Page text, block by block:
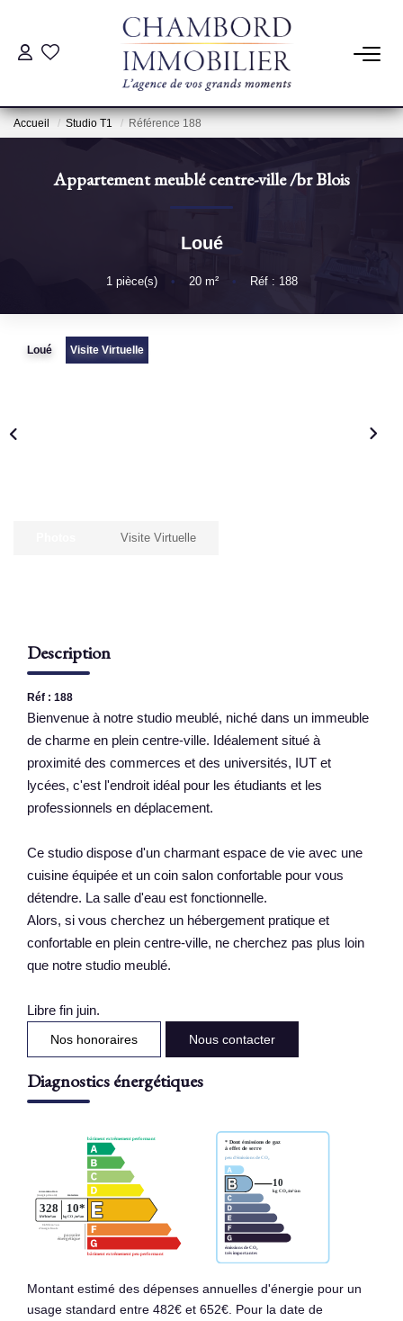
ACHAT
Pré-Estimation
Nos Actualités
Accueil Studio T1 Référence 188
Appartement meublé centre-ville/brBlois
Loué
1 pièce(s) • 20m² • Réf : 188
Loué Visite Virtuelle
Visite Virtuelle
Description
Réf : 188
Bienvenue à notre studio meublé, niché dans un immeuble
de charme en plein centre-ville. Idéalement situé à
proximité des commerces et des universités, IUT et
lycées, c'est l'endroit idéal pour les étudiants et les
professionnels en déplacement.
Ce studio dispose d'un charmant espace de vie avec une
cuisine équipée et un coin salon confortable pour vous
détendre. La salle d'eau est fonctionnelle.
Alors, si vous cherchez un hébergement pratique et
confortable en plein centre-ville, ne cherchez pas plus loin
que notre studio meublé.
Libre fin juin.
Nos honoraires Nous contacter
Diagnostics énergétiques
Montant estimé des dépenses annuelles d'énergie pour un
usage standard entre 482€ et 652€. Pour la date de